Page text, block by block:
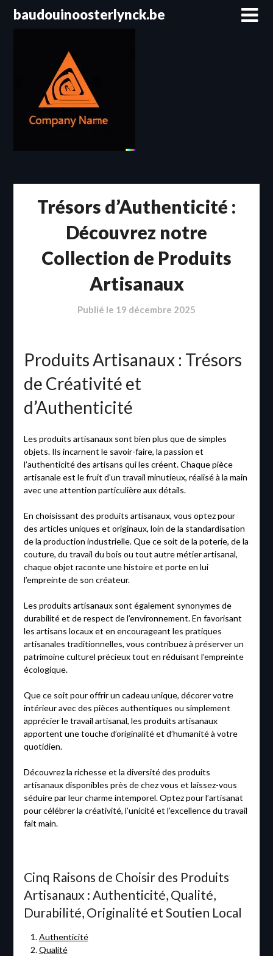
Passerbaudouinoosterlynck.be
Trésors d’Authenticité :
Découvrez notre
Collection de Produits
Artisanaux
Publié le 19 décembre 2025
Produits Artisanaux : Trésors
de Créativité et
d’Authenticité
Les produits artisanaux sont bien plus que de simples
objets. Ils incarnent le savoir-faire, la passion et
l’authenticité des artisans qui les créent. Chaque pièce
artisanale est le fruit d’un travail minutieux, réalisé à la main
avec une attention particulière aux détails.
En choisissant des produits artisanaux, vous optez pour
des articles uniques et originaux, loin de la standardisation
de la production industrielle. Que ce soit de la poterie, de la
couture, du travail du bois ou tout autre métier artisanal,
chaque objet raconte une histoire et porte en lui
l’empreinte de son créateur.
Les produits artisanaux sont également synonymes de
durabilité et de respect de l’environnement. En favorisant
les artisans locaux et en encourageant les pratiques
artisanales traditionnelles, vous contribuez à préserver un
patrimoine culturel précieux tout en réduisant l’empreinte
écologique.
Que ce soit pour offrir un cadeau unique, décorer votre
intérieur avec des pièces authentiques ou simplement
apprécier le travail artisanal, les produits artisanaux
apportent une touche d’originalité et d’humanité à votre
quotidien.
Découvrez la richesse et la diversité des produits
artisanaux disponibles près de chez vous et laissez-vous
séduire par leur charme intemporel. Optez pour l’artisanat
pour célébrer la créativité, l’unicité et l’excellence du travail
fait main.
Cinq Raisons de Choisir des Produits
Artisanaux : Authenticité, Qualité,
Durabilité, Originalité et Soutien Local
Authenticité
Qualité